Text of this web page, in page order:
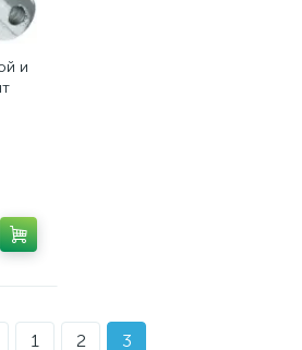
и
1 2 3